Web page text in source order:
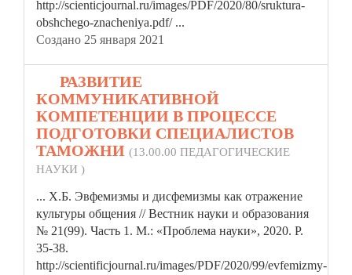
http://scienticjournal.ru/images/PDF/2020/80/sruktura-
obshchego-znacheniya.pdf/ ...
Создано 25 января 2021
РАЗВИТИЕ
КОММУНИКАТИВНОЙ
КОМПЕТЕНЦИИ В ПРОЦЕССЕ
ПОДГОТОВКИ СПЕЦИАЛИСТОВ
ТАМОЖНИ (13.00.00 ПЕДАГОГИЧЕСКИЕ
НАУКИ )
... Х.Б. Эвфемизмы и дисфемизмы как отражение
культуры общения // Вестник науки и образования
№ 21(99). Часть 1. М.: «Проблема науки», 2020. P.
35-38.
http://scientificjournal.ru/images/PDF/2020/99/evfemizmy-